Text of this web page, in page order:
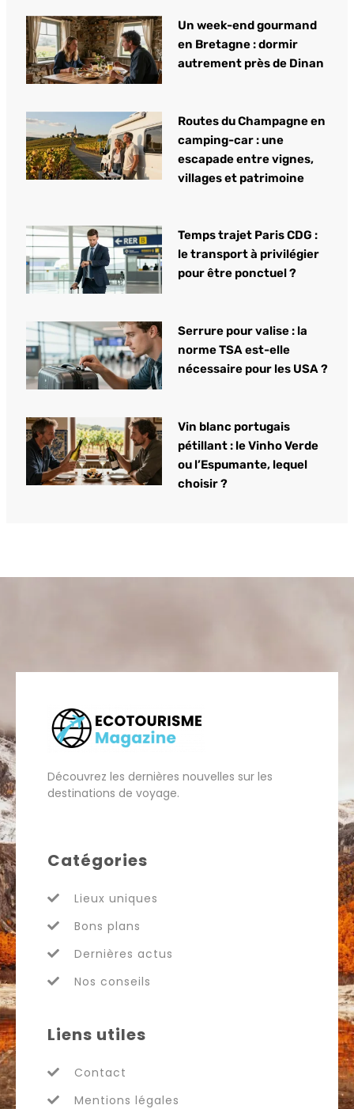
Un week-end gourmand
en Bretagne : dormir
autrement près de Dinan
Routes du Champagne en
camping-car : une
escapade entre vignes,
villages et patrimoine
Temps trajet Paris CDG :
le transport à privilégier
pour être ponctuel ?
Serrure pour valise : la
norme TSA est-elle
nécessaire pour les USA ?
Vin blanc portugais
pétillant : le Vinho Verde
ou l’Espumante, lequel
choisir ?
Découvrez les dernières nouvelles sur les
destinations de voyage.
Catégories
Lieux uniques
Bons plans
Dernières actus
Nos conseils
Liens utiles
Contact
Mentions légales